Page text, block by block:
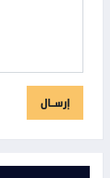
إرســال